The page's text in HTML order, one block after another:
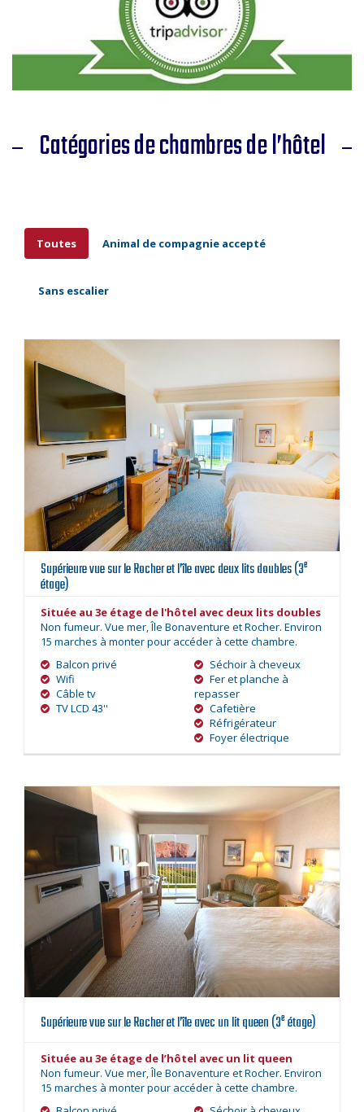
Catégories de chambres de l’hôtel
Toutes Animal de compagnie accepté
Sans escalier
Supérieure vue sur le Rocher et l’île avec deux lits doubles (3e
étage)
Située au 3e étage de l'hôtel avec deux lits doubles
Non fumeur. Vue mer, Île Bonaventure et Rocher. Environ
15 marches à monter pour accéder à cette chambre.
Balcon privé
Wifi
Câble tv
TV LCD 43''
Séchoir à cheveux
Fer et planche à
repasser
Cafetière
Réfrigérateur
Foyer électrique
Supérieure vue sur le Rocher et l’île avec un lit queen (3e étage)
Située au 3e étage de l’hôtel avec un lit queen
Non fumeur. Vue mer, Île Bonaventure et Rocher. Environ
15 marches à monter pour accéder à cette chambre.